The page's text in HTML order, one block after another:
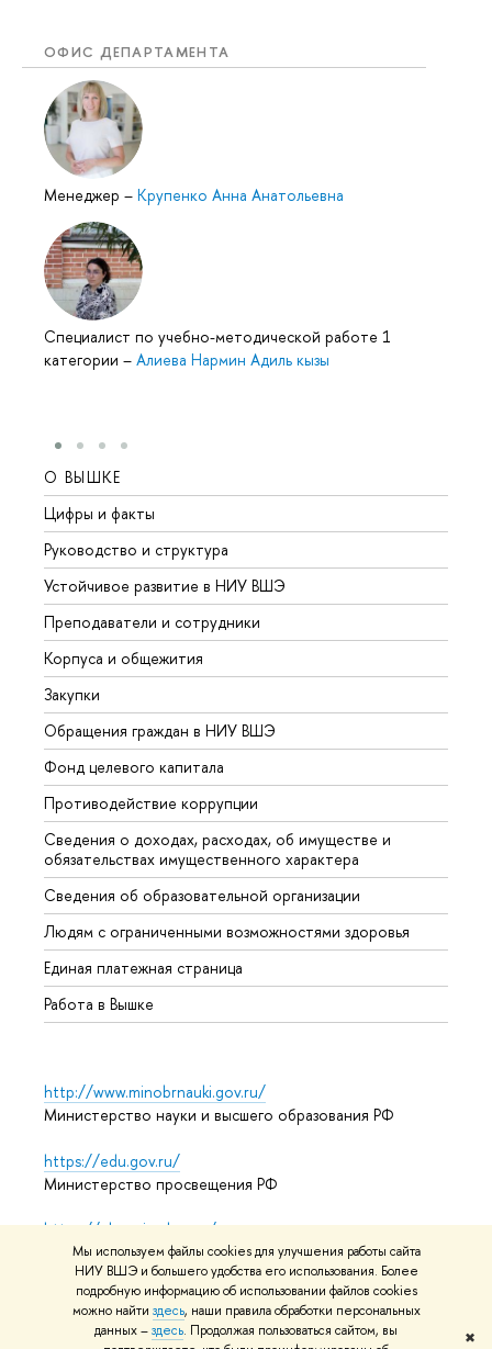
Мы используем файлы cookies для улучшения работы сайта
НИУ ВШЭ и большего удобства его использования. Более
подробную информацию об использовании файлов cookies
можно найти здесь, наши правила обработки персональных
данных –здесь. Продолжая пользоваться сайтом, вы
✖
ОФИС ДЕПАРТАМЕНТА
Менеджер – Крупенко Анна Анатольевна
Специалист по учебно-методической работе 1
категории – Алиева Нармин Адиль кызы
О ВЫШКЕ
Цифры и факты
Руководство и структура
Устойчивое развитие в НИУ ВШЭ
Преподаватели и сотрудники
Корпуса и общежития
Закупки
Обращения граждан в НИУ ВШЭ
Фонд целевого капитала
Противодействие коррупции
Сведения о доходах, расходах, об имуществе и
обязательствах имущественного характера
Сведения об образовательной организации
Людям с ограниченными возможностями здоровья
Единая платежная страница
Работа в Вышке
http://www.minobrnauki.gov.ru/
Министерство науки и высшего образования РФ
https://edu.gov.ru/
Министерство просвещения РФ
https://elearning.hse.ru/mooc
Массовые открытые онлайн-курсы
© НИУ ВШЭ 1993–2026 Адреса и контактыУсловия